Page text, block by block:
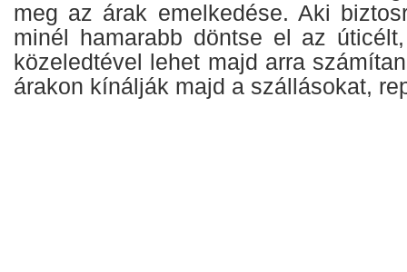
meg az árak emelkedése. Aki
minél hamarabb döntse el az
közeledtével lehet majd arra
árakon kínálják majd a szállásokat,